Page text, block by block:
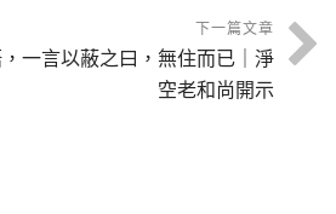
下一篇文章
一言以蔽之曰，無住而已｜淨
空老和尚開示